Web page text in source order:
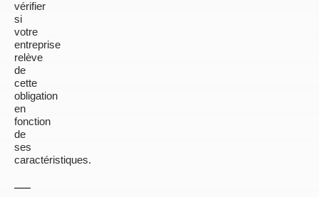
vérifier
si
votre
entreprise
relève
de
cette
obligation
en
fonction
de
ses
caractéristiques.